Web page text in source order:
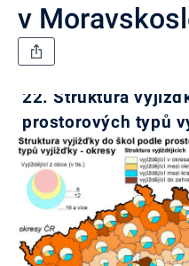
v
22. Struktura
prostorových typů